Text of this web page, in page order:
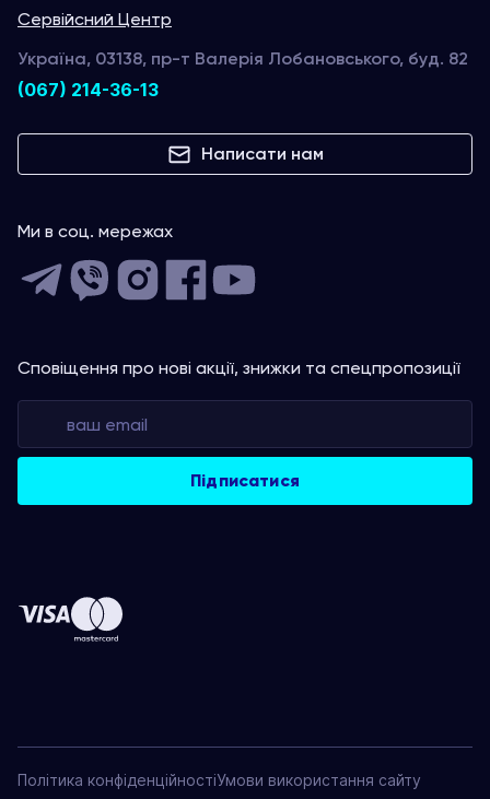
Сервійсний Центр
Україна, 03138, пр-т Валерія Лобановського, буд. 82
(067) 214-36-13
Написати нам
Ми в соц. мережах
Сповіщення про нові акції, знижки та спецпропозиції
Політика конфіденційностіУмови використання сайту